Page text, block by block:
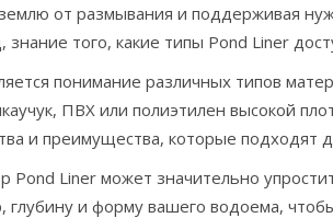
от размывания и поддерживая
знание того, какие типы Pond Liner
понимание различных типов
ПВХ или полиэтилен высокой
и преимущества, которые подходят
Pond Liner может значительно
глубину и форму вашего водоема,